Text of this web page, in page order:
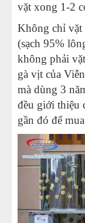
vặt xong 1-2
Không chỉ vặt
(sạch 95%
không phải
gà vịt của
mà dùng 3
đều giới thiệu
gần đó để